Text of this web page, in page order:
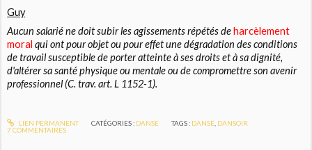
Guy
Aucun salarié ne doit subir les agissements répétés deharcèlement
moral qui ont pourobjetou poureffetune dégradation des conditions
de travail susceptible de porter atteinte à ses droits et à sa dignité,
d'altérer sa santé physique ou mentale ou de compromettre son avenir
professionnel (C. trav. art. L 1152-1).
LIEN PERMANENT CATÉGORIES : DANSE TAGS : DANSE DANSOIR
7COMMENTAIRES